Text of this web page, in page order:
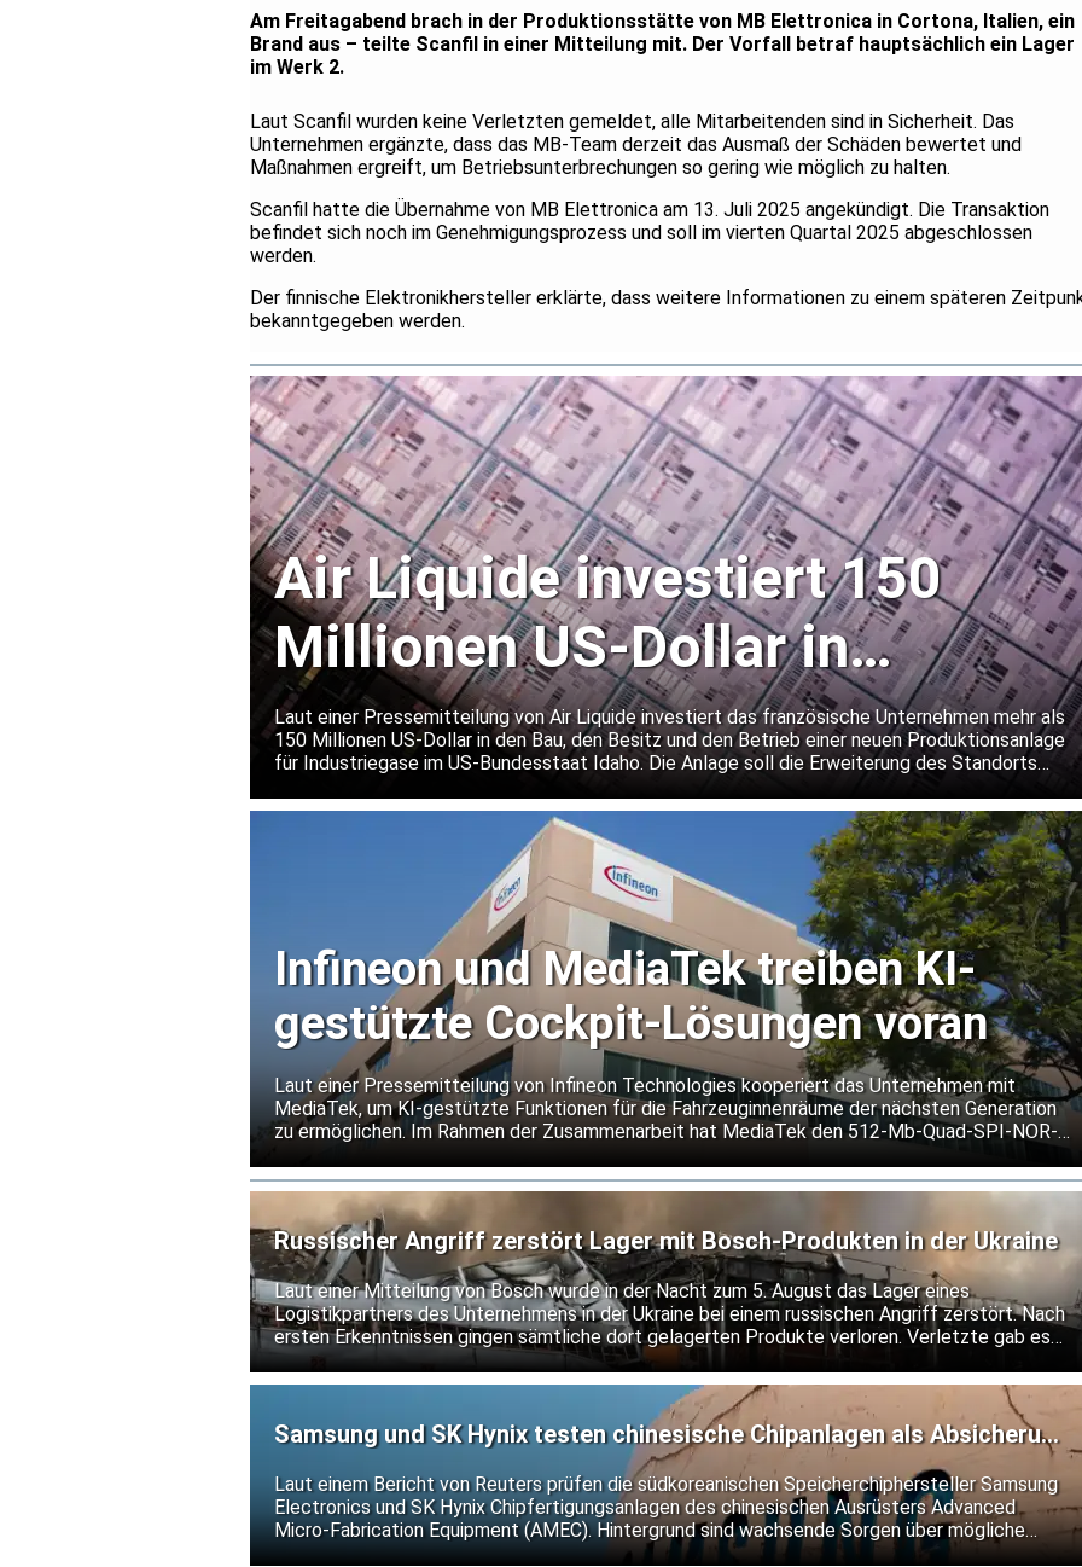
Am Freitagabend brach in der Produktionsstätte von MB Elettronica in Cortona, Italien, ein
Brand aus – teilte Scanfil in einer Mitteilung mit. Der Vorfall betraf hauptsächlich ein Lager
im Werk 2.
Laut Scanfil wurden keine Verletzten gemeldet, alle Mitarbeitenden sind in Sicherheit. Das
Unternehmen ergänzte, dass das MB-Team derzeit das Ausmaß der Schäden bewertet und
Maßnahmen ergreift, um Betriebsunterbrechungen so gering wie möglich zu halten.
Scanfil hatte die Übernahme von MB Elettronica am 13. Juli 2025 angekündigt. Die Transaktion
befindet sich noch im Genehmigungsprozess und soll im vierten Quartal 2025 abgeschlossen
werden.
Der finnische Elektronikhersteller erklärte, dass weitere Informationen zu einem späteren
bekanntgegeben werden.
Air Liquide investiert 150
Millionen US-Dollar in
Halbleiter-Gaswerk in Idaho
Laut einer Pressemitteilung von Air Liquide investiert das französische Unternehmen mehr als
150 Millionen US-Dollar in den Bau, den Besitz und den Betrieb einer neuen Produktionsanlage
für Industriegase im US-Bundesstaat Idaho. Die Anlage soll die Erweiterung des Standorts
Infineon und MediaTek treiben KI-
gestützte Cockpit-Lösungen voran
Laut einer Pressemitteilung von Infineon Technologies kooperiert das Unternehmen mit
MediaTek, um KI-gestützte Funktionen für die Fahrzeuginnenräume der nächsten Generation
zu ermöglichen. Im Rahmen der Zusammenarbeit hat MediaTek den 512-Mb-Quad-SPI-NOR-
Russischer Angriff zerstört Lager mit Bosch-Produkten in der Ukraine
Laut einer Mitteilung von Bosch wurde in der Nacht zum 5. August das Lager eines
Logistikpartners des Unternehmens in der Ukraine bei einem russischen Angriff zerstört. Nach
ersten Erkenntnissen gingen sämtliche dort gelagerten Produkte verloren. Verletzte gab es
nicht.
Samsung und SK Hynix testen chinesische Chipanlagen als Absicherung
Laut einem Bericht von Reuters prüfen die südkoreanischen Speicherchiphersteller Samsung
Electronics und SK Hynix Chipfertigungsanlagen des chinesischen Ausrüsters Advanced
Micro-Fabrication Equipment (AMEC). Hintergrund sind wachsende Sorgen über mögliche
weitere Verschärfungen der US-Exportkontrollen für Halbleitertechnologie.